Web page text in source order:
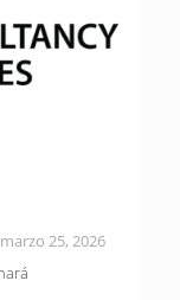
marzo 25, 2026